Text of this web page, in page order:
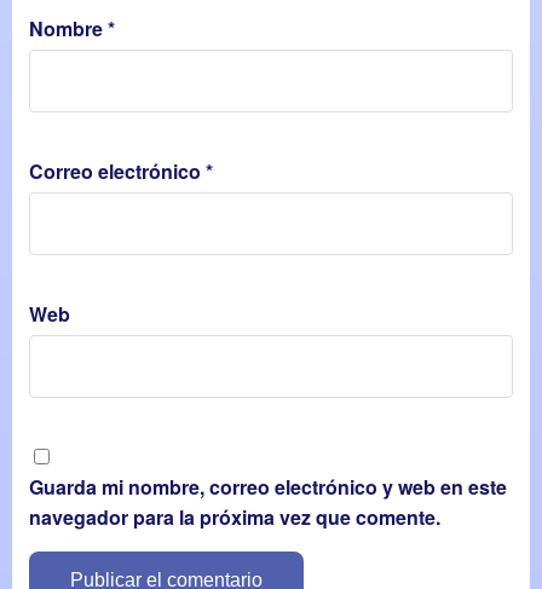
Nombre*
Correo electrónico *
Web
Guarda mi nombre, correo electrónico y web en este
navegador para la próxima vez que comente.